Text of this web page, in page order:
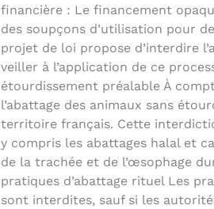
financière : Le financement
des soupçons d’utilisation pour
projet de loi propose d’interdire
veiller à l’application de ce
étourdissement préalable À
l’abattage des animaux sans
territoire français. Cette
y compris les abattages halal et
de la trachée et de l’œsophage
pratiques d’abattage rituel Les
sont interdites, sauf si les